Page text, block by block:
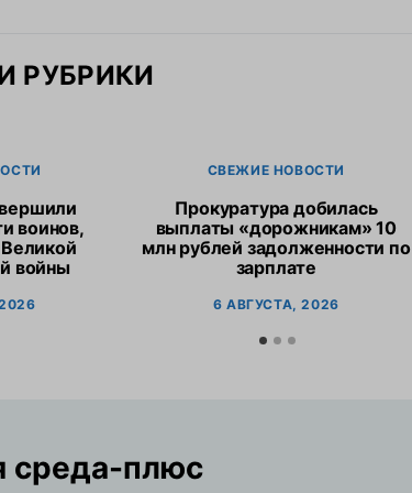
РУБРИКИ
воинов,
войны
СВЕЖИЕ НОВОСТИ
Прокуратура добилась
выплаты «дорожникам» 10
млн рублей задолженности по
зарплате
6 АВГУСТА, 2026
cреда-плюс